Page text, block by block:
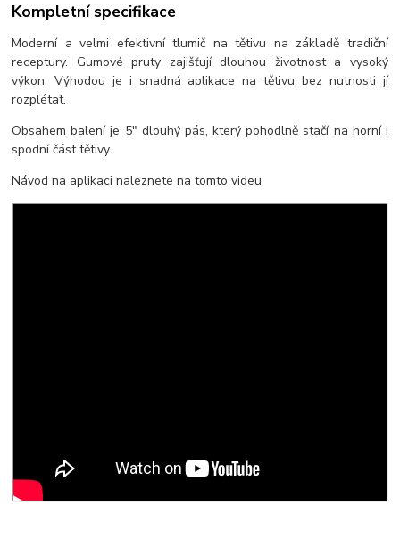
Kompletní specifikace
Moderní a velmi efektivní tlumič na tětivu na základě tradiční
receptury. Gumové pruty zajišťují dlouhou životnost a vysoký
výkon. Výhodou je i snadná aplikace na tětivu bez nutnosti jí
rozplétat.
Obsahem balení je 5" dlouhý pás, který pohodlně stačí na horní i
spodní část tětivy.
Návod na aplikaci naleznete na tomto videu